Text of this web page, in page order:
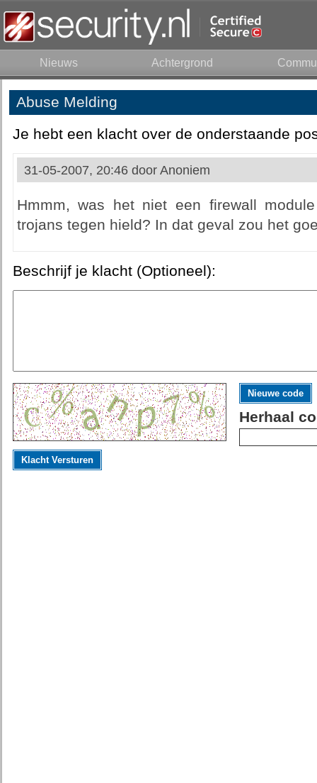
Nieuws Achtergrond
Abuse Melding
Je hebt een klacht over de onderstaande
31-05-2007, 20:46 door Anoniem
Hmmm, was het niet een firewall
trojans tegen hield? In dat geval zou het
Beschrijf je klacht (Optioneel):
Nieuwe code
Herhaal
Klacht Versturen